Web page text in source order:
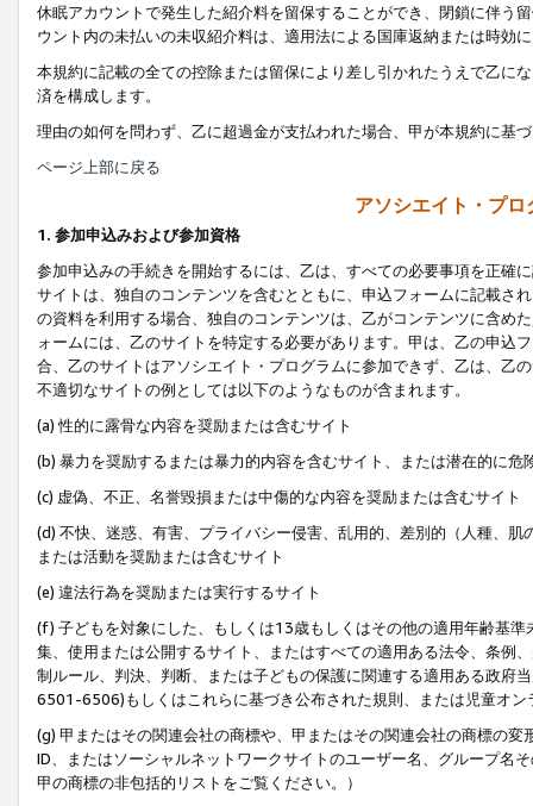
休眠アカウントで発生した紹介料を留保することができ、閉鎖に伴う
ウント内の未払いの未収紹介料は、適用法による国庫返納または時効
本規約に記載の全ての控除または留保により差し引かれたうえで乙に
済を構成します。
理由の如何を問わず、乙に超過金が支払われた場合、甲が本規約に基
ページ上部に戻る
アソシエイト・プ
1. 参加申込みおよび参加資格
参加申込みの手続きを開始するには、乙は、すべての必要事項を正確
サイトは、独自のコンテンツを含むとともに、申込フォームに記載さ
の資料を利用する場合、独自のコンテンツは、乙がコンテンツに含め
ォームには、乙のサイトを特定する必要があります。甲は、乙の申込
合、乙のサイトはアソシエイト・プログラムに参加できず、乙は、乙
不適切なサイトの例としては以下のようなものが含まれます。
(a) 性的に露骨な内容を奨励または含むサイト
(b) 暴力を奨励するまたは暴力的内容を含むサイト、または潜在的に
(c) 虚偽、不正、名誉毀損または中傷的な内容を奨励または含むサイト
(d) 不快、迷惑、有害、プライバシー侵害、乱用的、差別的（人種、
または活動を奨励または含むサイト
(e) 違法行為を奨励または実行するサイト
(f) 子どもを対象にした、もしくは13歳もしくはその他の適用年齢基
集、使用または公開するサイト、またはすべての適用ある法令、条例
制ルール、判決、判断、または子どもの保護に関連する適用ある政府
6501-6506)もしくはこれらに基づき公布された規則、または児童オン
(g) 甲またはその関連会社の商標や、甲またはその関連会社の商標の
ID、またはソーシャルネットワークサイトのユーザー名、グループ名
甲の商標の非包括的リストをご覧ください。）